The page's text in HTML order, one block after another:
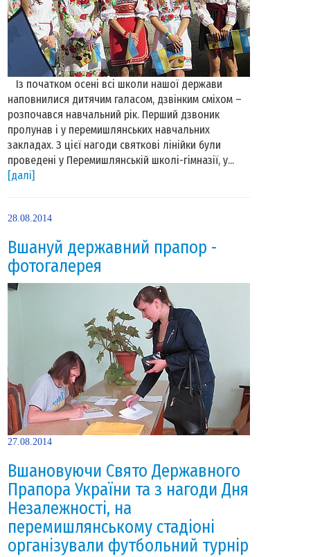
Із початком осені всі школи нашої держави
наповнилися дитячим галасом, дзвінким сміхом –
розпочався навчальний рік. Перший дзвоник
пролунав і у перемишлянських навчальних
закладах. З цієї нагоди святкові лінійки були
проведені у Перемишлянській школі-гімназії, у...
[далі]
28.08.2014
Вшануй державний прапор -
фотогалерея
27.08.2014
Вшановуючи Свято Державного
Прапора України та з нагоди Дня
Незалежності, на
перемишлянському стадіоні
організували футбольний турнір